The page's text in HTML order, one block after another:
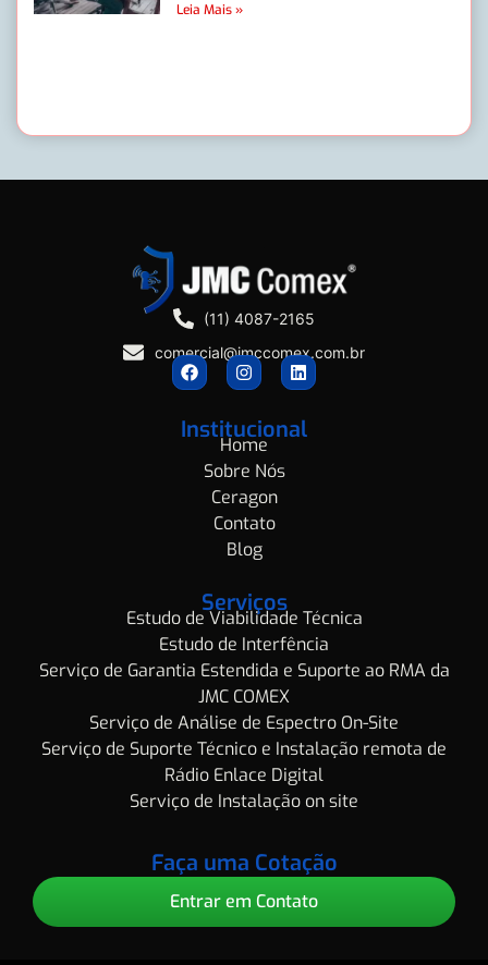
Leia Mais »
(11) 4087-2165
comercial@jmccomex.com.br
Institucional
Home
Sobre Nós
Ceragon
Contato
Blog
Serviços
Estudo de Viabilidade Técnica
Estudo de Interfência
Serviço de Garantia Estendida e Suporte ao RMA da
JMC COMEX
Serviço de Análise de Espectro On-Site
Serviço de Suporte Técnico e Instalação remota de
Rádio Enlace Digital
Serviço de Instalação on site
Faça uma Cotação
Entrar em Contato